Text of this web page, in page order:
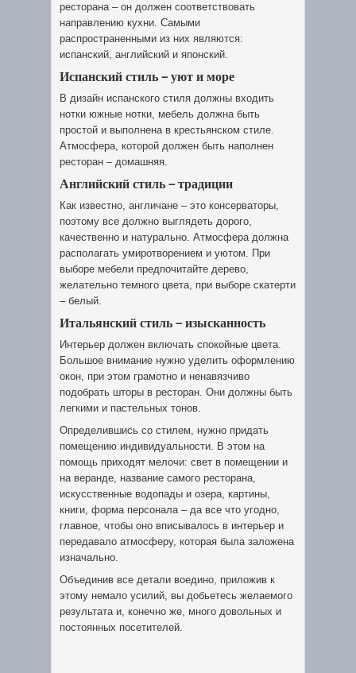
ресторана – он должен соответствовать
направлению кухни. Самыми
распространенными из них являются:
испанский, английский и японский.
Испанский стиль – уют и море
В дизайн испанского стиля должны входить
нотки южные нотки, мебель должна быть
простой и выполнена в крестьянском стиле.
Атмосфера, которой должен быть наполнен
ресторан – домашняя.
Английский стиль – традиции
Как известно, англичане – это консерваторы,
поэтому все должно выглядеть дорого,
качественно и натурально. Атмосфера должна
располагать умиротворением и уютом. При
выборе мебели предпочитайте дерево,
желательно темного цвета, при выборе скатерти
– белый.
Итальянский стиль – изысканность
Интерьер должен включать спокойные цвета.
Большое внимание нужно уделить оформлению
окон, при этом грамотно и ненавязчиво
подобрать шторы в ресторан. Они должны быть
легкими и пастельных тонов.
Определившись со стилем, нужно придать
помещению индивидуальности. В этом на
помощь приходят мелочи: свет в помещении и
на веранде, название самого ресторана,
искусственные водопады и озера, картины,
книги, форма персонала – да все что угодно,
главное, чтобы оно вписывалось в интерьер и
передавало атмосферу, которая была заложена
изначально.
Объединив все детали воедино, приложив к
этому немало усилий, вы добьетесь желаемого
результата и, конечно же, много довольных и
постоянных посетителей.